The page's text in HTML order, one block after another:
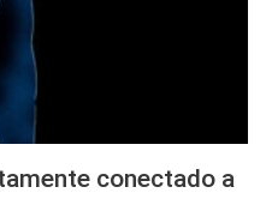
conectado a